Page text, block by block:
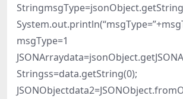
msgType=1
Stringss=data.getString(0);